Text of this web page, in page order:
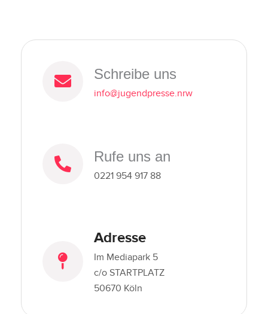
Schreibe uns
info@jugendpresse.nrw
Rufe uns an
0221 954 917 88
Adresse
Im Mediapark 5
c/o STARTPLATZ
50670 Köln